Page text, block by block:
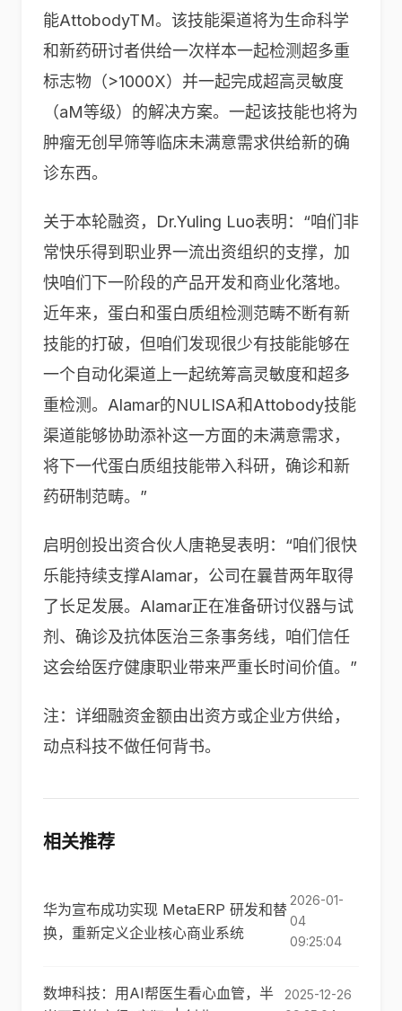
能AttobodyTM。该技能渠道将为生命科学
和新药研讨者供给一次样本一起检测超多重
标志物（>1000X）并一起完成超高灵敏度
（aM等级）的解决方案。一起该技能也将为
肿瘤无创早筛等临床未满意需求供给新的确
诊东西。
关于本轮融资，Dr.Yuling Luo表明：“咱们非
常快乐得到职业界一流出资组织的支撑，加
快咱们下一阶段的产品开发和商业化落地。
近年来，蛋白和蛋白质组检测范畴不断有新
技能的打破，但咱们发现很少有技能能够在
一个自动化渠道上一起统筹高灵敏度和超多
重检测。Alamar的NULISA和Attobody技能
渠道能够协助添补这一方面的未满意需求，
将下一代蛋白质组技能带入科研，确诊和新
药研制范畴。”
启明创投出资合伙人唐艳旻表明：“咱们很快
乐能持续支撑Alamar，公司在曩昔两年取得
了长足发展。Alamar正在准备研讨仪器与试
剂、确诊及抗体医治三条事务线，咱们信任
这会给医疗健康职业带来严重长时间价值。”
注：详细融资金额由出资方或企业方供给，
动点科技不做任何背书。
相关推荐
华为宣布成功实现 MetaERP 研发和替
换，重新定义企业核心商业系统
2026-01-
04
09:25:04
数坤科技：用AI帮医生看心血管，半
2025-12-26